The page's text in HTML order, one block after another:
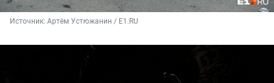
Источник: Артём Устюжанин / E1.RU